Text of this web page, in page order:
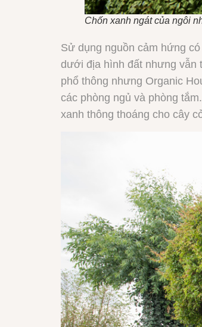
Chốn xanh ngát của ngôi
Sử dụng nguồn cảm hứng
dưới địa hình đất nhưng vẫn
phổ thông nhưng Organic
các phòng ngủ và phòng
xanh thông thoáng cho cây